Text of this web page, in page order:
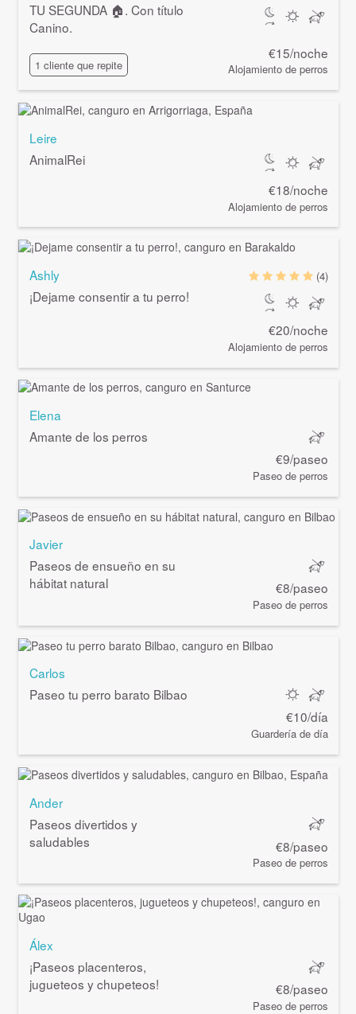
TU SEGUNDA 🏠. Con título
Canino.
1 cliente que repite
€15/noche
Alojamiento de perros
Leire
AnimalRei
€18/noche
Alojamiento de perros
Ashly
¡Dejame consentir a tu perro!
(4)
€20/noche
Alojamiento de perros
Elena
Amante de los perros
€9/paseo
Paseo de perros
Javier
Paseos de ensueño en su
hábitat natural
€8/paseo
Paseo de perros
Carlos
Paseo tu perro barato Bilbao
€10/día
Guardería de día
Ander
Paseos divertidos y
saludables
€8/paseo
Paseo de perros
Álex
¡Paseos placenteros,
jugueteos y chupeteos!
€8/paseo
Paseo de perros